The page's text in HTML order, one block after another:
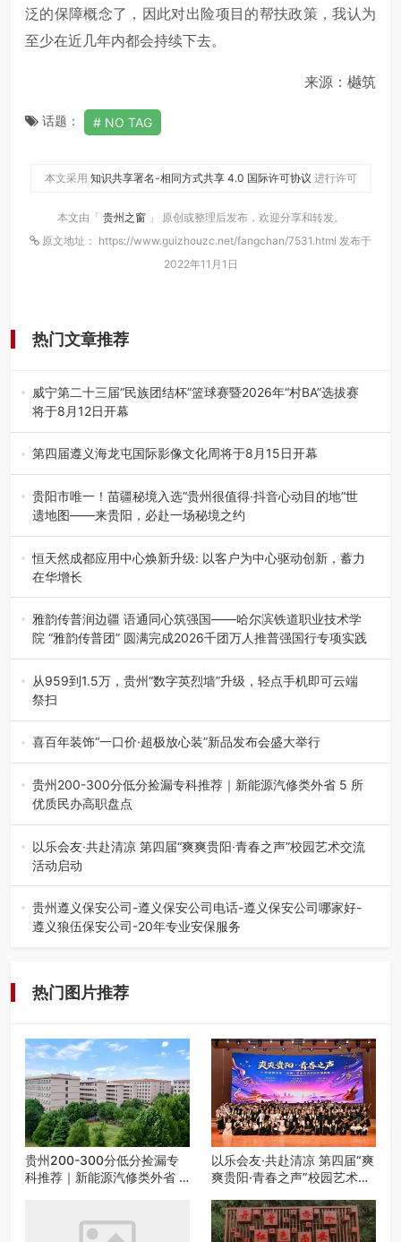
泛的保障概念了，因此对出险项目的帮扶政策，我认为
至少在近几年内都会持续下去。
来源：樾筑
话题： NO TAG
本文采用 知识共享署名-相同方式共享 4.0 国际许可协议 进行许可
本文由「 贵州之窗 」 原创或整理后发布，欢迎分享和转发。
原文地址： https://www.guizhouzc.net/fangchan/7531.html 发布于
2022年11月1日
热门文章推荐
威宁第二十三届“民族团结杯”篮球赛暨2026年“村BA”选拔赛
将于8月12日开幕
8月7日，威宁彝族回族苗族自治县第二十三届“民族团结
杯”篮球赛暨2026年“村B…
第四届遵义海龙屯国际影像文化周将于8月15日开幕
8月7日，第四届遵义海龙屯国际影像文化周媒体通气会在世
界文化遗产地海龙屯核心景区…
贵阳市唯一！苗疆秘境入选“贵州很值得·抖音心动目的地”世
遗地图——来贵阳，必赴一场秘境之约
2026年7月21日，2026年“贵州很值得”暨抖音“心动目的
地”（贵州站）主题…
恒天然成都应用中心焕新升级: 以客户为中心驱动创新，蓄力
在华增长
融合全球研发实力与本土洞察，深化客户共创，赋能西南市
场创新发展 （7月27日，成…
雅韵传普润边疆 语通同心筑强国——哈尔滨铁道职业技术学
院 “雅韵传普团” 圆满完成2026千团万人推普强国行专项实践
为扎实推进2026“千团万人推普强国行”大学生暑期社会实
践，牢牢紧扣 “雅韵传普…
从959到1.5万，贵州“数字英烈墙”升级，轻点手机即可云端
祭扫
八一建军节到来之际，由贵州省退役军人事务厅指导，贵阳
市退役军人事务局联合贵州广电…
喜百年装饰“一口价·超极放心装”新品发布会盛大举行
2026年7月31日，喜百年装饰“一口价·超极放心装”新品发布
会在贵阳隆重举行。…
贵州200-300分低分捡漏专科推荐｜新能源汽修类外省 5 所
优质民办高职盘点
在贵州省高考志愿填报体系中，200至300分数段考生可选择
的省内工科、新能源汽车…
以乐会友·共赴清凉 第四届“爽爽贵阳·青春之声”校园艺术交流
活动启动
七月的贵阳，清风送爽，第四届“爽爽贵阳·青春之声”校园管
弦乐（合唱）艺术交流活动…
贵州遵义保安公司-遵义保安公司电话-遵义保安公司哪家好-
遵义狼伍保安公司-20年专业安保服务
热门图片推荐
贵州200-300分低分捡漏专
科推荐｜新能源汽修类外省 5
以乐会友·共赴清凉 第四届“爽
爽贵阳·青春之声”校园艺术交